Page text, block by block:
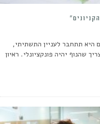
היא תתחבר לעניין התשתיתי,
שהנוף יהיה פונקציונלי. ראיון